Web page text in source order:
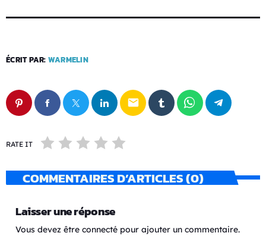
ÉCRIT PAR: WARMELIN
email
RATE IT
COMMENTAIRES D’ARTICLES (0)
Laisser une réponse
Vous devez être connecté pour ajouter un commentaire.